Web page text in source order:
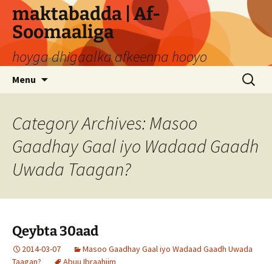
Skip
content
maktabadda | Af-
Soomaaliga
hoyga dhigaalka afkeenna hooyo
Menu
Search
for:
Category Archives: Masoo
Gaadhay Gaal iyo Wadaad Gaadh
Uwada Taagan?
Qeybta 30aad
2014-03-07
Masoo Gaadhay Gaal iyo Wadaad Gaadh Uwada
Taagan?
Abuu Ibraahiim